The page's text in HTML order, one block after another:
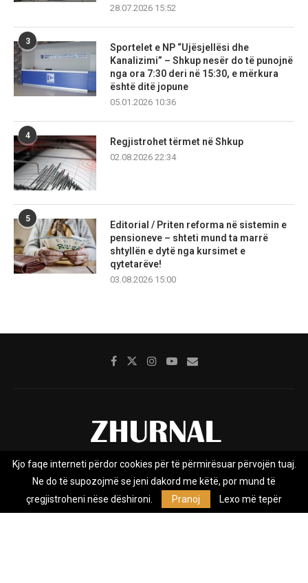
28.07.2026 15:52
3
Sportelet e NP “Ujësjellësi dhe
Kanalizimi” – Shkup nesër do të punojnë
nga ora 7:30 deri në 15:30, e mërkura
është ditë jopune
05.01.2026 10:36
4
Regjistrohet tërmet në Shkup
02.08.2026 22:34
5
Editorial / Priten reforma në sistemin e
pensioneve – shteti mund ta marrë
shtyllën e dytë nga kursimet e
qytetarëve!
03.08.2026 15:00
Rreth nesh Impresumi Marketing
Kontakt
Privacy Policy
Zhurnal.mk është Agjenci e Lajmeve e pavarur, e themeluar në vitin
Kjo faqe interneti përdor cookies për të përmirësuar përvojën tuaj.
Ne do të supozojmë se jeni dakord me këtë, por mund të
çregjistroheni nëse dëshironi.
Pranoj Lexo më tepër